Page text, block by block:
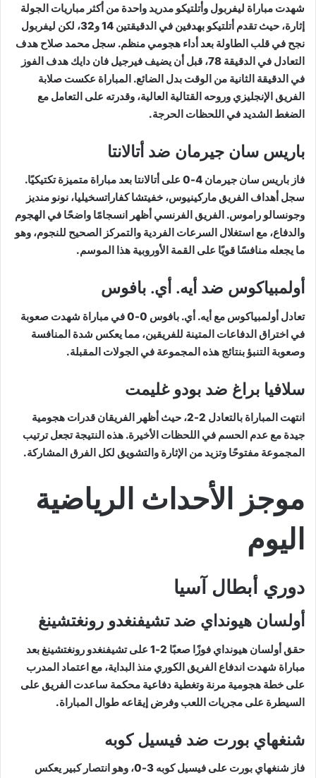
شهدت مباراة ليفربول وأتلتيكو مدريد واحدة من أكثر مباريات الجولة
إثارة، حيث تقدم أتلتيكو بهدفين في الدقيقتين 14 و32، لكن ليفربول
نجح في قلب الطاولة بعد أداء هجومي منظم. سجل محمد صلاح هدف
التعادل في الدقيقة 78، قبل أن يضيف فيرجيل فان دايك هدف الفوز
في الدقيقة الثانية من الوقت بدل الضائع. المباراة عكست صلابة
الفريق الإنجليزي وروحه القتالية العالية، وقدرته على التعامل مع
الضغط الشديد في اللحظات الحرجة.
باريس سان جيرمان ضد أتالانتا
فاز باريس سان جيرمان 4-0 على أتالانتا بعد مباراة متميزة تكتيكيًا.
سجل أهداف الفريق ماركينيوس، خفيتشا كفاراتسخيليا، نونو منديز
وجونسالو راموس. الفريق الفرنسي أظهر انسجامًا واضحًا في الهجوم
والدفاع، مع استغلال السرعات الفردية والتمركز الصحيح للنجوم، وهو
ما يجعله منافسًا قويًا على القمة الأوروبية هذا الموسم.
أولمبياكوس ضد أيه. أي. بافوس
تعادل أولمبياكوس مع أيه. أي. بافوس 0-0 في مباراة شهدت صعوبة
في اختراق الدفاعات المتينة للفريقين، مما يعكس شدة المنافسة
وصعوبة التنبؤ بنتائج هذه المجموعة في الجولات المقبلة.
سلافيا براغ ضد بودو غليمت
انتهت المباراة بالتعادل 2-2، حيث أظهر الفريقان قدرات هجومية
جيدة مع عدم الحسم في اللحظات الأخيرة. هذه النتيجة تجعل ترتيب
المجموعة مفتوحًا وتزيد من الإثارة والتشويق لكل الفرق المشاركة.
موجز الأحداث الرياضية
اليوم
دوري أبطال آسيا
أولسان هيونداي ضد تشيفنغدو رونغتشينغ
حقق أولسان هيونداي فوزًا صعبًا 2-1 على تشيفنغدو رونغتشينغ بعد
مباراة شهدت اندفاع الفريق الكوري منذ البداية، مع اعتماد المدرب
على خطة هجومية مرنة وتغطية دفاعية محكمة ساعدت الفريق على
السيطرة على مجريات اللعب وفرض إيقاعه طوال المباراة.
شنغهاي بورت ضد فيسيل كوبه
فاز شنغهاي بورت على فيسيل كوبه 3-0، وهو انتصار كبير يعكس